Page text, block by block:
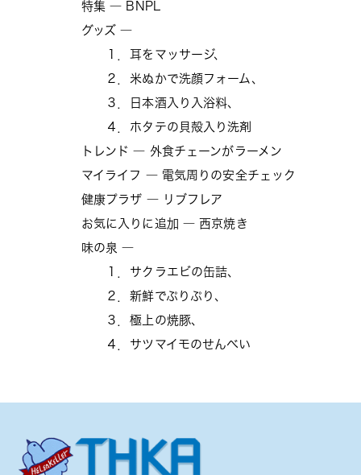
特集 ― BNPL
グッズ ―
１．耳をマッサージ、
２．米ぬかで洗顔フォーム、
３．日本酒入り入浴料、
４．ホタテの貝殻入り洗剤
トレンド ― 外食チェーンがラーメン
マイライフ ― 電気周りの安全チェック
健康プラザ ― リブフレア
お気に入りに追加 ― 西京焼き
味の泉 ―
１．サクラエビの缶詰、
２．新鮮でぷりぷり、
３．極上の焼豚、
４．サツマイモのせんべい